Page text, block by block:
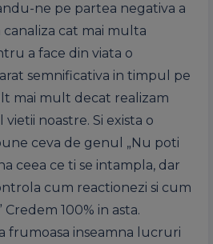
ne pe partea negativa a
cat mai multa
a face din viata o
semnificativa in timpul pe
mai mult decat realizam
noastre. Si exista o
ceva de genul „Nu poti
ceea ce ti se intampla, dar
cum reactionezi si cum
100% in asta.
frumoasa inseamna lucruri